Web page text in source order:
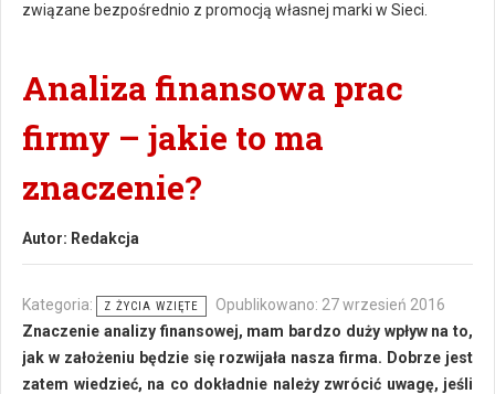
związane bezpośrednio z promocją własnej marki w Sieci.
Analiza finansowa prac
firmy – jakie to ma
znaczenie?
Autor: Redakcja
Kategoria: Z ŻYCIA WZIĘTE
Opublikowano: 27 wrzesień 2016
Znaczenie analizy finansowej, mam bardzo duży wpływ na to,
jak w założeniu będzie się rozwijała nasza firma. Dobrze jest
zatem wiedzieć, na co dokładnie należy zwrócić uwagę, jeśli